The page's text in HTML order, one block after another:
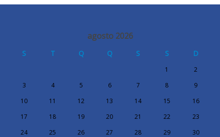
agosto 2026
S T Q Q S S D
1
2
3
4 5 6 7 8
9
10
11 12 13 14 15
16
17
18 19 20 21 22
23
24
25 26 27 28 29
30